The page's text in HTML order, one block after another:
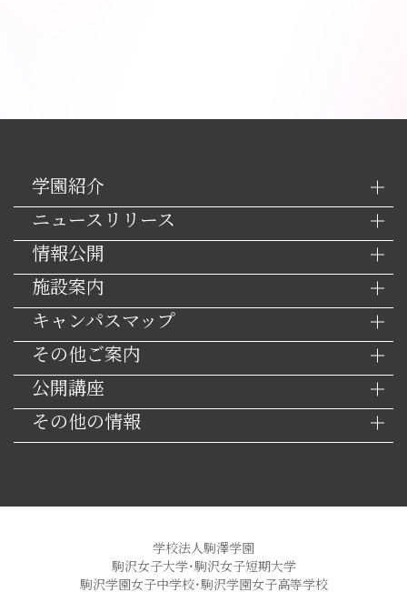
学園紹介
ニュースリリース
情報公開
施設案内
キャンパスマップ
その他ご案内
公開講座
その他の情報
学校法人駒澤学園
駒沢女子大学・駒沢女子短期大学
駒沢学園女子中学校・駒沢学園女子高等学校